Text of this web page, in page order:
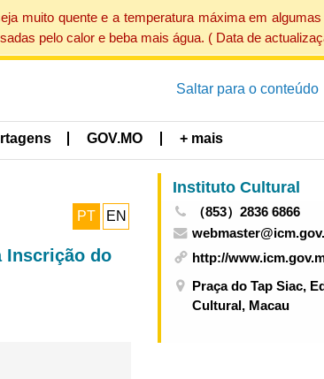
muito quente e a temperatura máxima em
pelo calor e beba mais água. ( Data de
Saltar para o conteúdo
GOV.MO + mais
PT EN
Inscrição do
Instituto Cultural
（853）2836 6866
http://
Praça do Tap Siac,
Cultural, Macau